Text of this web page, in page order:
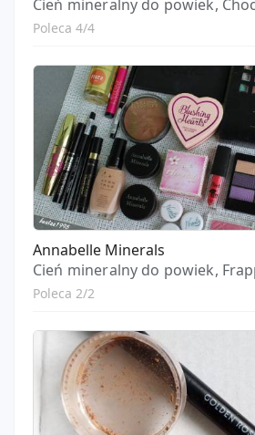
Cień mineralny do powiek,
Poleca 4/4
Annabelle Minerals
Cień mineralny do powiek,
Poleca 2/2